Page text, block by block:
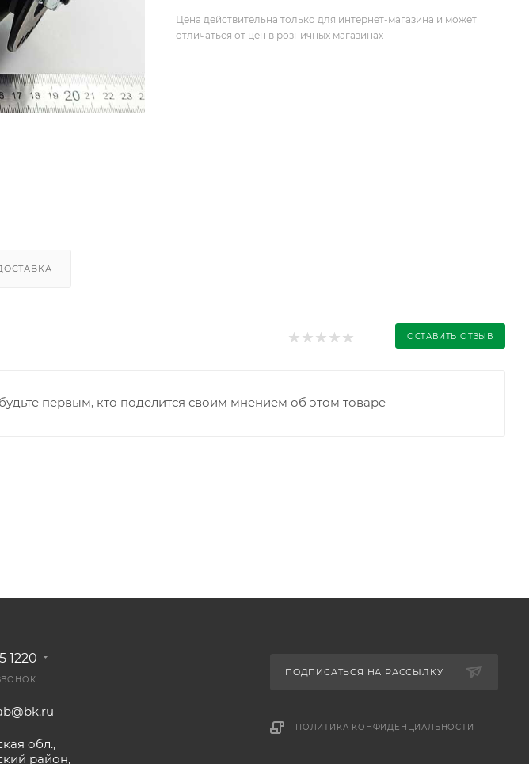
Цена действительна только для интернет-магазина и может
отличаться от цен в розничных магазинах
ОСТАВИТЬ ОТЗЫВ
первым, кто поделится своим мнением об этом товаре
1220
обл.,
район,
ПОДПИСАТЬСЯ НА РАССЫЛКУ
ПОЛИТИКА КОНФИДЕНЦИАЛЬНОСТИ